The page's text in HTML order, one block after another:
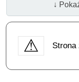
↓
Strona